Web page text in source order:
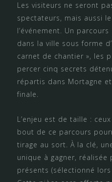
Les visiteurs ne seront
spectateurs, mais aussi
l’événement. Un
dans la ville sous forme
carnet de chantier », les
percer cinq secrets
répartis dans Mortagne
finale.
L’enjeu est de taille :
bout de ce parcours
tirage au sort. À la clé,
unique à gagner, réalisée
présents (sélectionné